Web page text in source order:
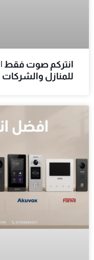
انتركم صوت فقط |
للمنازل والشركات